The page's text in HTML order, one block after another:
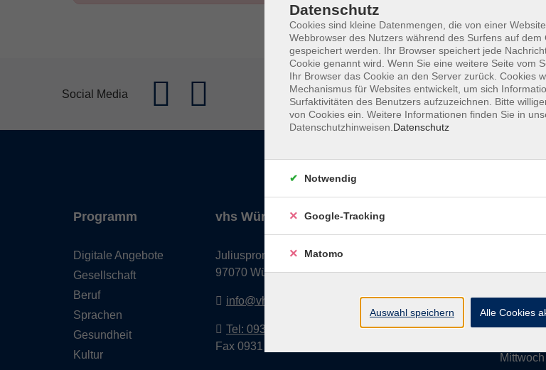
Social Media Impressum AGBs
Programm
Digitale Angebote
Gesellschaft
Beruf
Sprachen
Gesundheit
Kultur
vhs Würzburg & Umgebung e. V.
Juliuspromenade 68
97070 Würzburg
info@vhs-wuerzburg.de
Tel: 0931 35593 0
Fax 0931 35593-20
Dienstag
Mittwoch
Datenschutz
Cookies sind kleine Datenmengen, die von einer
Webbrowser des Nutzers während des Surfens auf dem
gespeichert werden. Ihr Browser speichert jede
Cookie genannt wird. Wenn Sie eine weitere Seite vom
Ihr Browser das Cookie an den Server zurück. Cookies
Mechanismus für Websites entwickelt, um sich
Surfaktivitäten des Benutzers aufzuzeichnen. Bitte
von Cookies ein. Weitere Informationen finden Sie in
Datenschutzhinweisen. Datenschutz
Notwendig
Google-Tracking
Matomo
Auswahl speichern Alle Cookies